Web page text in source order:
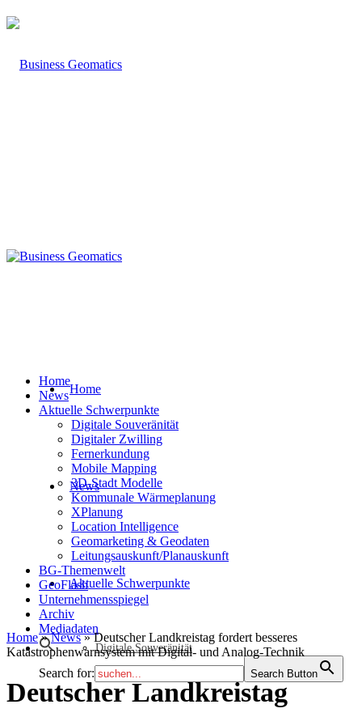
Home
News
Aktuelle Schwerpunkte
Digitale Souveränität
Home
News
Aktuelle Schwerpunkte
Digitale Souveränität
Digitaler Zwilling
Fernerkundung
Mobile Mapping
3D-Stadt Modelle
Kommunale Wärmeplanung
XPlanung
Location Intelligence
Geomarketing & Geodaten
Leitungsauskunft/Planauskunft
BG-Themenwelt
GeoFlash
Unternehmensspiegel
Archiv
Mediadaten
Search for: Search Button
Home»News»Deutscher Landkreistag fordert besseres
Katastrophenwarnsystem mit Digital- und Analog-Technik
Deutscher Landkreistag